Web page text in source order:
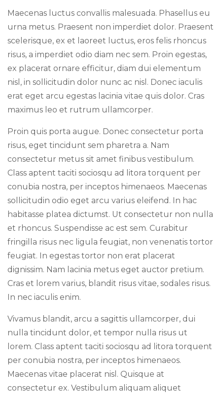
Maecenas luctus convallis malesuada. Phasellus eu
urna metus. Praesent non imperdiet dolor. Praesent
scelerisque, ex et laoreet luctus, eros felis rhoncus
risus, a imperdiet odio diam nec sem. Proin egestas,
ex placerat ornare efficitur, diam dui elementum
nisl, in sollicitudin dolor nunc ac nisl. Donec iaculis
erat eget arcu egestas lacinia vitae quis dolor. Cras
maximus leo et rutrum ullamcorper.
Proin quis porta augue. Donec consectetur porta
risus, eget tincidunt sem pharetra a. Nam
consectetur metus sit amet finibus vestibulum.
Class aptent taciti sociosqu ad litora torquent per
conubia nostra, per inceptos himenaeos. Maecenas
sollicitudin odio eget arcu varius eleifend. In hac
habitasse platea dictumst. Ut consectetur non nulla
et rhoncus. Suspendisse ac est sem. Curabitur
fringilla risus nec ligula feugiat, non venenatis tortor
feugiat. In egestas tortor non erat placerat
dignissim. Nam lacinia metus eget auctor pretium.
Cras et lorem varius, blandit risus vitae, sodales risus.
In nec iaculis enim.
Vivamus blandit, arcu a sagittis ullamcorper, dui
nulla tincidunt dolor, et tempor nulla risus ut
lorem. Class aptent taciti sociosqu ad litora torquent
per conubia nostra, per inceptos himenaeos.
Maecenas vitae placerat nisl. Quisque at
consectetur ex. Vestibulum aliquam aliquet